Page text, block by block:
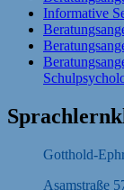
Informative
Gotthold-
Asamstraße